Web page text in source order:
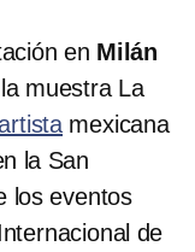
en Milán
muestra La
mexicana
la San
los eventos
de